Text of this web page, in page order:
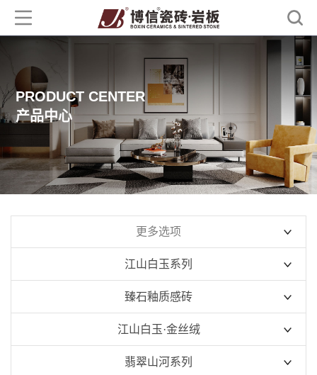
PRODUCT CENTER
产品中心
更多选项
江山白玉系列
900x1800mm
600x1200mm
800x800mm
臻石釉质感砖
750x1500mm
江山白玉·金丝绒
900x1800mm
翡翠山河系列